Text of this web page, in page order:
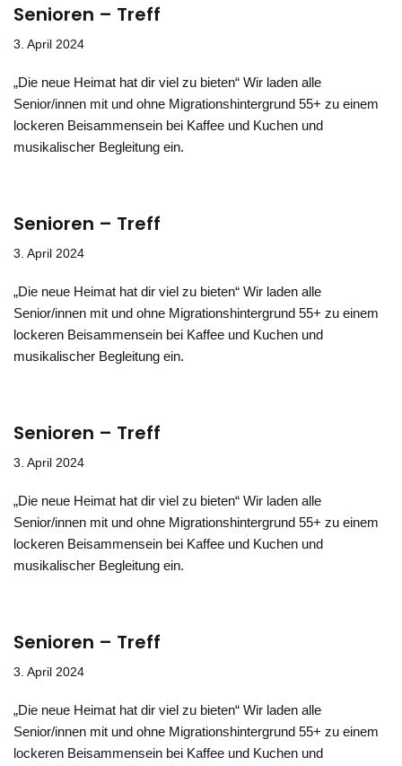
Senioren – Treff
3. April 2024
„Die neue Heimat hat dir viel zu bieten“ Wir laden alle
Senior/innen mit und ohne Migrationshintergrund 55+ zu einem
lockeren Beisammensein bei Kaffee und Kuchen und
musikalischer Begleitung ein.
Senioren – Treff
3. April 2024
„Die neue Heimat hat dir viel zu bieten“ Wir laden alle
Senior/innen mit und ohne Migrationshintergrund 55+ zu einem
lockeren Beisammensein bei Kaffee und Kuchen und
musikalischer Begleitung ein.
Senioren – Treff
3. April 2024
„Die neue Heimat hat dir viel zu bieten“ Wir laden alle
Senior/innen mit und ohne Migrationshintergrund 55+ zu einem
lockeren Beisammensein bei Kaffee und Kuchen und
musikalischer Begleitung ein.
Senioren – Treff
3. April 2024
„Die neue Heimat hat dir viel zu bieten“ Wir laden alle
Senior/innen mit und ohne Migrationshintergrund 55+ zu einem
lockeren Beisammensein bei Kaffee und Kuchen und